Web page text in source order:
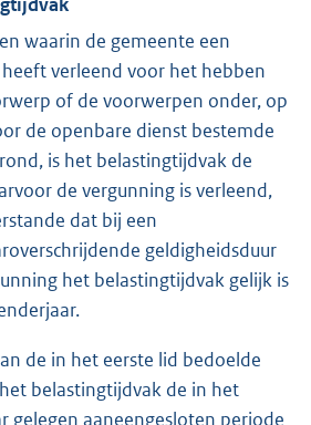
waarin de gemeente een
verleend voor het hebben
of de voorwerpen onder, op
de openbare dienst bestemde
is het belastingtijdvak de
de vergunning is verleend,
dat bij een
geldigheidsduur
het belastingtijdvak gelijk is
de in het eerste lid bedoelde
belastingtijdvak de in het
gelegen aaneengesloten periode